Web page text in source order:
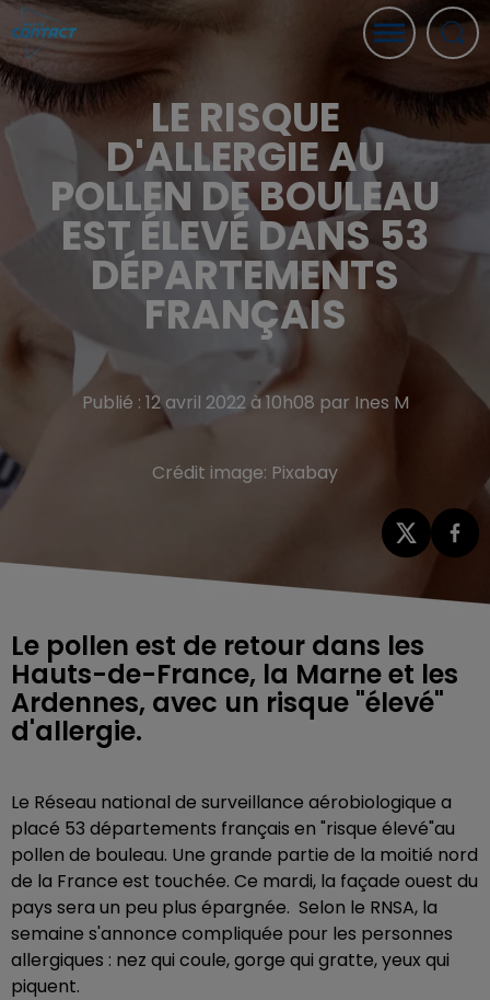
LE RISQUE
D'ALLERGIE AU
POLLEN DE BOULEAU
EST ÉLEVÉ DANS 53
DÉPARTEMENTS
FRANÇAIS
Publié : 12 avril 2022 à 10h08 par Ines M
Crédit image: Pixabay
Le pollen est de retour dans les
Hauts-de-France, la Marne et les
Ardennes, avec un risque "élevé"
d'allergie.
Le Réseau national de surveillance aérobiologique a
placé 53 départements français en "risque élevé"au
pollen de bouleau. Une grande partie de la moitié nord
de la France est touchée. Ce mardi, la façade ouest du
pays sera un peu plus épargnée. Selon le RNSA, la
semaine s'annonce compliquée pour les personnes
allergiques : nez qui coule, gorge qui gratte, yeux qui
piquent.